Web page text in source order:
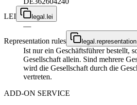
LEI
legal.lei
—
Representation rules
legal.representation
Ist nur ein Geschäftsführer bestellt,
Gesellschaft allein. Sind mehrere
wird die Gesellschaft durch die
vertreten.
ADD-ON SERVICE